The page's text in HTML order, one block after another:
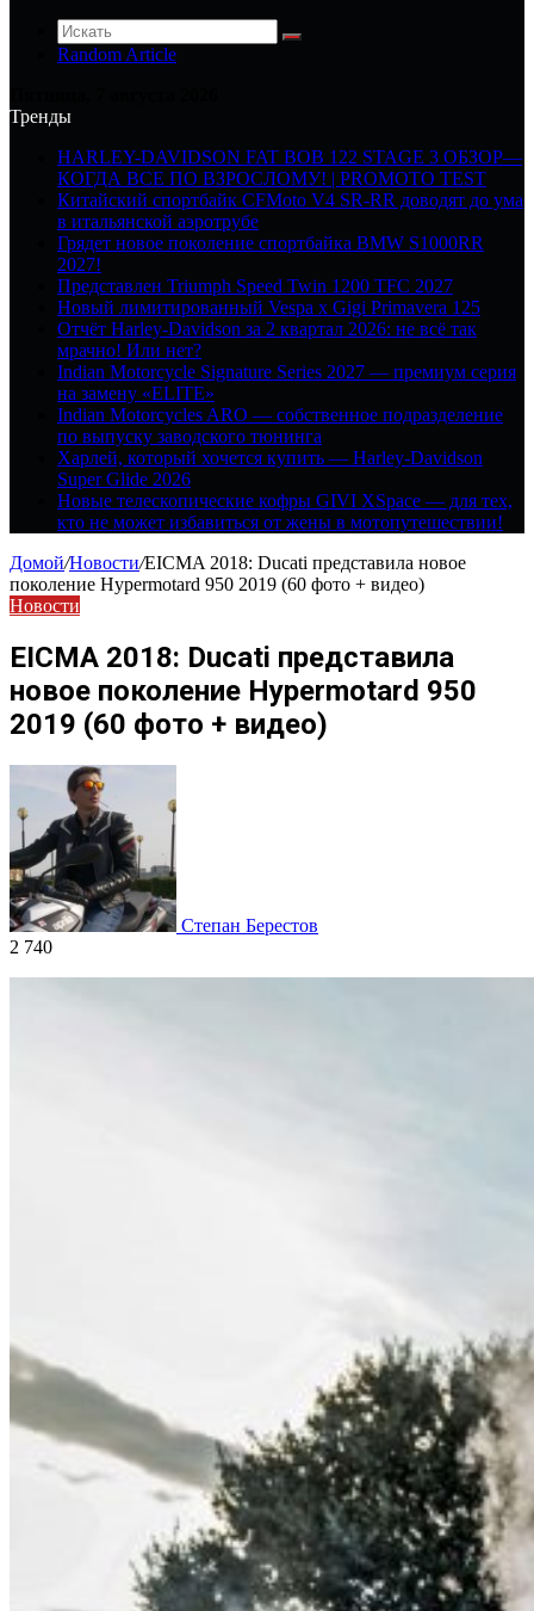
Random Article
Тренды
HARLEY-DAVIDSON FAT BOB 122 STAGE 3 ОБЗОР—
КОГДА ВСЕ ПО ВЗРОСЛОМУ! | PROMOTO TEST
Китайский спортбайк CFMoto V4 SR-RR доводят до ума
в итальянской аэротрубе
Грядет новое поколение спортбайка BMW S1000RR
2027!
Представлен Triumph Speed Twin 1200 TFC 2027
Новый лимитированный Vespa x Gigi Primavera 125
Отчёт Harley-Davidson за 2 квартал 2026: не всё так
мрачно! Или нет?
Indian Motorcycle Signature Series 2027 — премиум серия
на замену «ELITE»
Indian Motorcycles ARO — собственное подразделение
по выпуску заводского тюнинга
Харлей, который хочется купить — Harley-Davidson
Super Glide 2026
Новые телескопические кофры GIVI XSpace — для тех,
кто не может избавиться от жены в мотопутешествии!
Домой/Новости/EICMA 2018: Ducati представила новое
поколение Hypermotard 950 2019 (60 фото + видео)
Новости
EICMA 2018: Ducati представила
новое поколение Hypermotard 950
2019 (60 фото + видео)
Степан Берестов
2 740